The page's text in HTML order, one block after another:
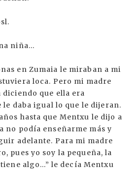
niña...
en Zumaia le miraban a mi
loca. Pero mi madre
que ella era
daba igual lo que le dijeran.
hasta que Mentxu le dijo a
no podía enseñarme más y
adelante. Para mi madre
pues yo soy la pequeña, la
algo...” le decía Mentxu